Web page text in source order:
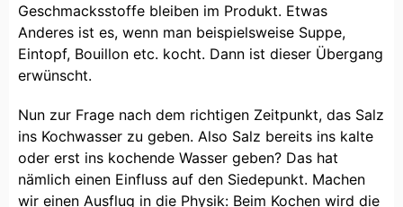
Geschmacksstoffe bleiben im Produkt. Etwas
Anderes ist es, wenn man beispielsweise Suppe,
Eintopf, Bouillon etc. kocht. Dann ist dieser Übergang
erwünscht.
Nun zur Frage nach dem richtigen Zeitpunkt, das Salz
ins Kochwasser zu geben. Also Salz bereits ins kalte
oder erst ins kochende Wasser geben? Das hat
nämlich einen Einfluss auf den Siedepunkt. Machen
wir einen Ausflug in die Physik: Beim Kochen wird die